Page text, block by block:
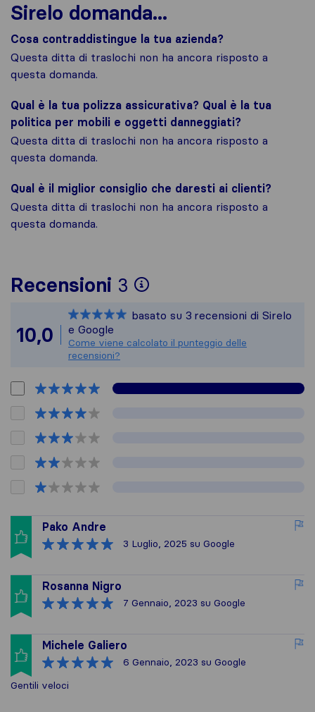
Sirelo domanda...
Cosa contraddistingue la tua azienda?
Questa ditta di traslochi non ha ancora risposto a
questa domanda.
Qual è la tua polizza assicurativa? Qual è la tua
politica per mobili e oggetti danneggiati?
Questa ditta di traslochi non ha ancora risposto a
questa domanda.
Qual è il miglior consiglio che daresti ai clienti?
Questa ditta di traslochi non ha ancora risposto a
questa domanda.
Recensioni 3
Per avere un
Tutte le recensioni
10,0
basato su 3 recensioni di Sirelo
e Google
Come viene calcolato il punteggio delle
recensioni?
Pako Andre
3 Luglio, 2025 su Google
Rosanna Nigro
7 Gennaio, 2023 su Google
Michele Galiero
6 Gennaio, 2023 su Google
Gentili veloci